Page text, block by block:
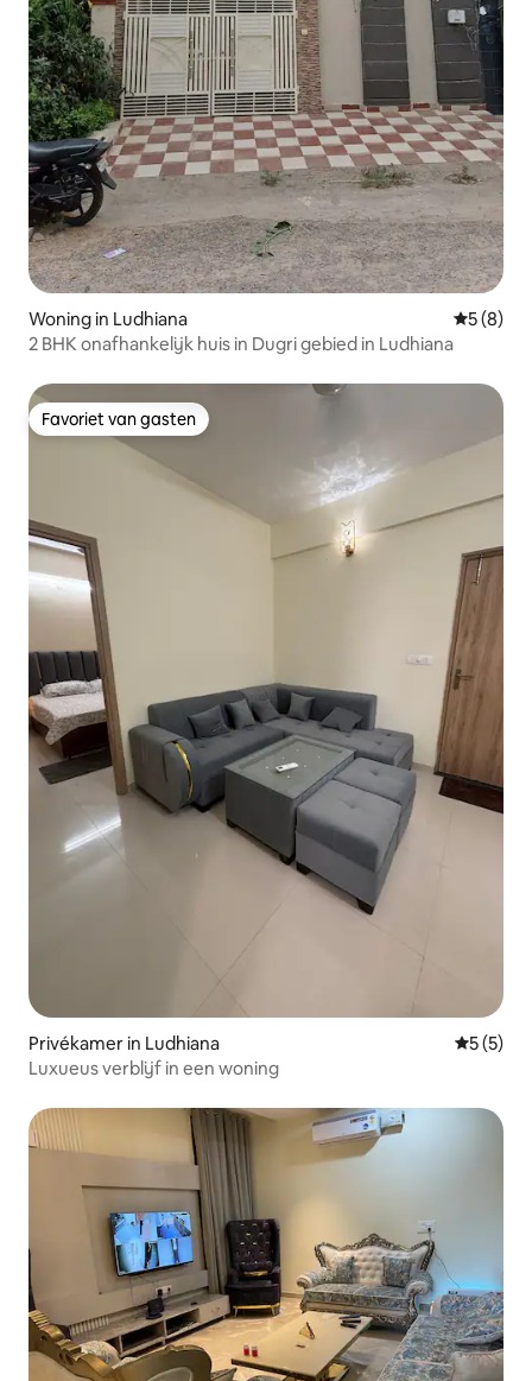
Woning in Ludhiana
5 (8)
2 BHK onafhankelijk huis in Dugri gebied in Ludhiana
Favoriet van gasten
Favoriet van gasten
Privékamer in Ludhiana
5 (5)
Luxueus verblijf in een woning